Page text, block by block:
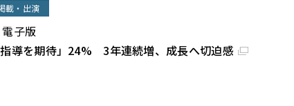
載・出演
子版
導を期待」24% 3年連続増、成長へ切迫感